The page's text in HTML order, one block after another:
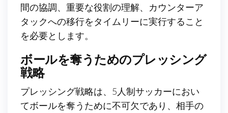
間の協調、重要な役割の理解、カウンターア
タックへの移行をタイムリーに実行すること
を必要とします。
ボールを奪うためのプレッシング
戦略
プレッシング戦略は、5人制サッカーにおい
てボールを奪うために不可欠であり、相手の